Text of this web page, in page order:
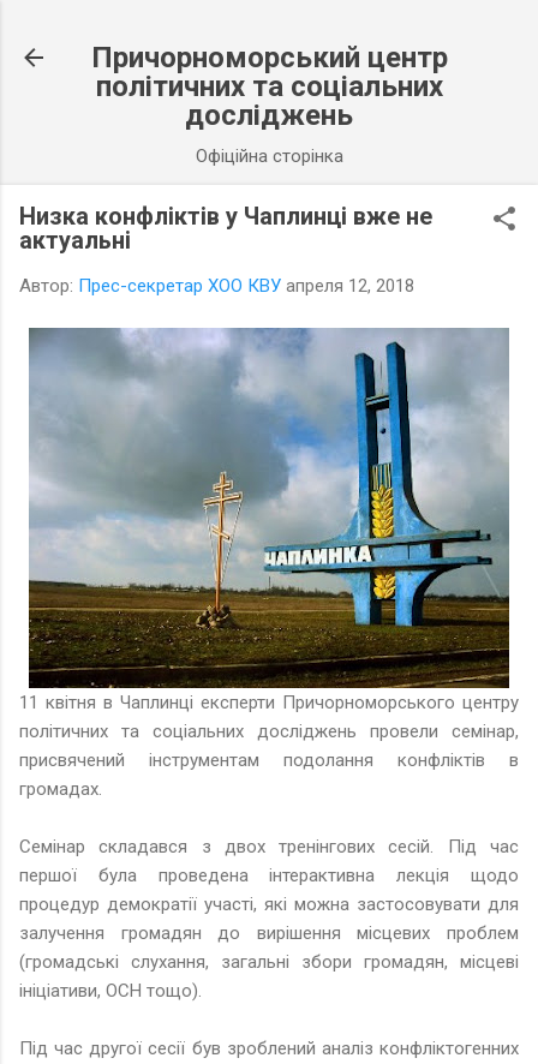
Причорноморський центр
політичних та соціальних
досліджень
Офіційна сторінка
Низка конфліктів у Чаплинці вже не
актуальні
Автор: Прес-секретар ХОО КВУ апреля 12, 2018
11 квітня в Чаплинці експерти Причорноморського центру
політичних та соціальних досліджень провели семінар,
присвячений інструментам подолання конфліктів в
громадах.
Семінар складався з двох тренінгових сесій. Під час
першої була проведена інтерактивна лекція щодо
процедур демократії участі, які можна застосовувати для
залучення громадян до вирішення місцевих проблем
(громадські слухання, загальні збори громадян, місцеві
ініціативи, ОСН тощо).
Під час другої сесії був зроблений аналіз конфліктогенних